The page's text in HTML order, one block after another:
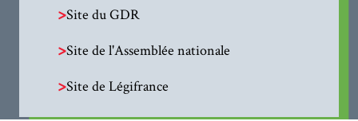
>Site du GDR
>Site de l'Assemblée nationale
>Site de Légifrance